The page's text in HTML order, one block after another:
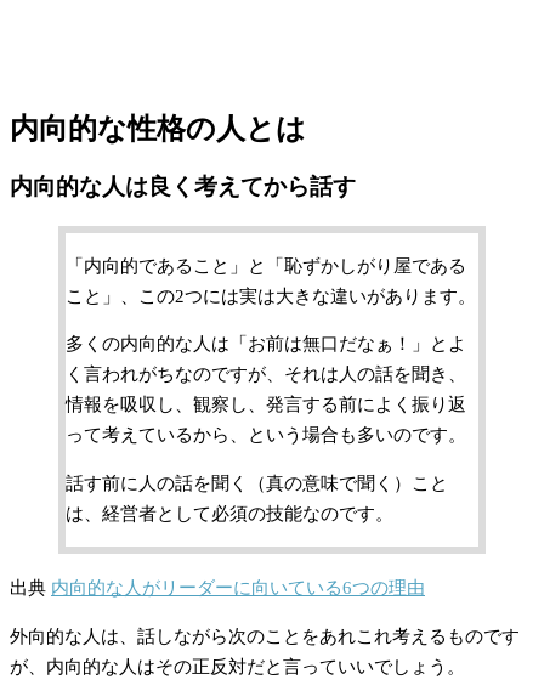
内向的な性格の人とは
内向的な人は良く考えてから話す
「内向的であること」と「恥ずかしがり屋である
こと」、この2つには実は大きな違いがあります。
多くの内向的な人は「お前は無口だなぁ！」とよ
く言われがちなのですが、それは人の話を聞き、
情報を吸収し、観察し、発言する前によく振り返
って考えているから、という場合も多いのです。
話す前に人の話を聞く（真の意味で聞く）こと
は、経営者として必須の技能なのです。
出典 内向的な人がリーダーに向いている6つの理由
外向的な人は、話しながら次のことをあれこれ考えるものです
が、内向的な人はその正反対だと言っていいでしょう。